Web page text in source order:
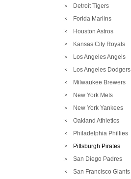
Detroit Tigers
Forida Marlins
Houston Astros
Kansas City Royals
Los Angeles Angels
Los Angeles Dodgers
Milwaukee Brewers
New York Mets
New York Yankees
Oakland Athletics
Philadelphia Phillies
Pittsburgh Pirates
San Diego Padres
San Francisco Giants